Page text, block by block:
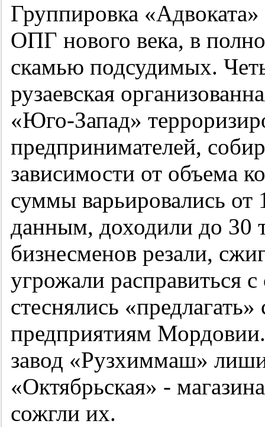
Группировка
ОПГ нового века, в
скамью подсудимых.
рузаевская
«Юго-Запад»
предпринимателей,
зависимости от объема
суммы варьировались
данным, доходили до 30
бизнесменов резали,
угрожали расправиться
стеснялись
предприятиям
завод «Рузхиммаш»
«Октябрьская» -
сожгли их.